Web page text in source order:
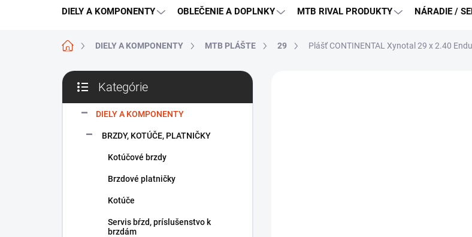
DIELY A KOMPONENTY OBLEČENIE A DOPLNKY MTB RIVAL PRODUKTY NÁRADIE /
DomovDIELY A KOMPONENTY MTB PLÁŠTE 29 Plášť CONTINENTAL Xynotal 29 x 2.40
B
č
kategórie
Kategórie
DIELY A KOMPONENTY
BRZDY, KOTÚČE, PLATNIČKY
Kotúčové brzdy
Brzdové platničky
Kotúče
Servis bŕzd, príslušenstvo k
brzdám